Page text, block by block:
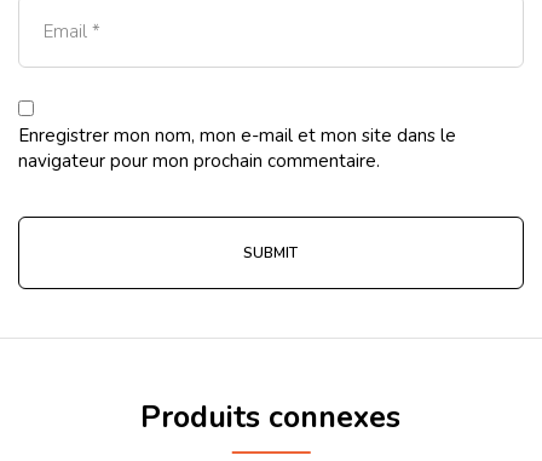
Enregistrer mon nom, mon e-mail et mon site dans le
navigateur pour mon prochain commentaire.
Produits connexes